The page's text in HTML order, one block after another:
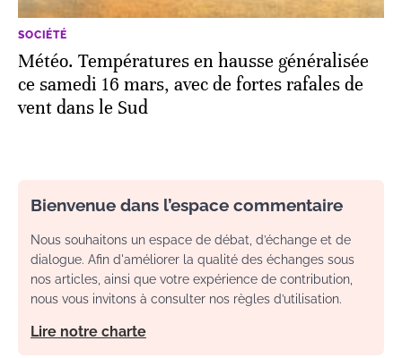
SOCIÉTÉ
Météo. Températures en hausse généralisée
ce samedi 16 mars, avec de fortes rafales de
vent dans le Sud
Bienvenue dans l’espace commentaire
Nous souhaitons un espace de débat, d’échange et de
dialogue. Afin d'améliorer la qualité des échanges sous
nos articles, ainsi que votre expérience de contribution,
nous vous invitons à consulter nos règles d’utilisation.
Lire notre charte